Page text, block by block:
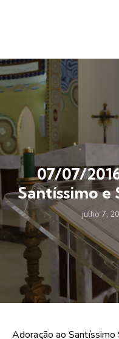
07/07/
Santíssimo e
julho 7,
Adoração ao